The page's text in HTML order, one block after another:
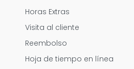
Horas Extras
Visita al cliente
Reembolso
Hoja de tiempo en línea